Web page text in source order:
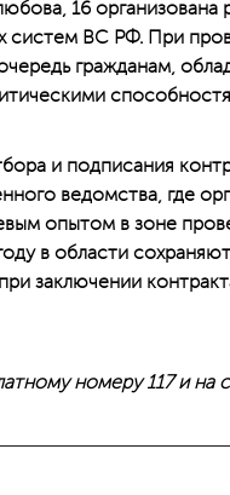
16
систем ВС РФ. При
гражданам,
и подписания
ведомства, где
опытом в зоне
в области
заключении
номеру 117 и на